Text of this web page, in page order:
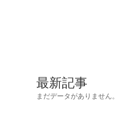
最新記事
まだデータがありません。